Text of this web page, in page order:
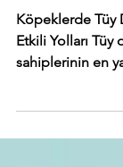
Yolları
Köpeklerde Tüy